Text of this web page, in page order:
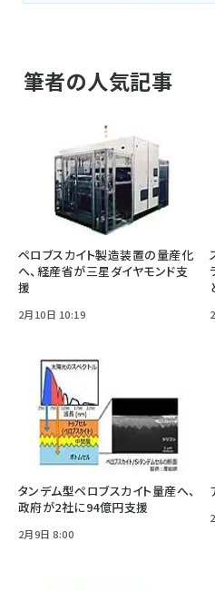
筆者の人気記事
ペロブスカイト製造装置の量産化
へ、経産省が三星ダイヤモンド支
援
2月10日 10:19
タンデム型ペロブスカイト量産へ、
政府が2社に94億円支援
2月9日 8:00